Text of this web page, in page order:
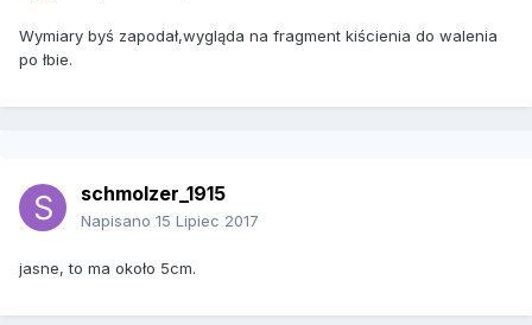
Wymiary byś zapodał,wygląda na fragment kiścienia do walenia
po łbie.
schmolzer_1915
Napisano 15 Lipiec 2017
jasne, to ma około 5cm.